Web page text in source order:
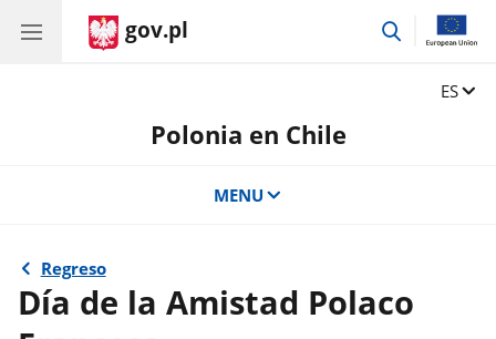
gov.pl
przejdź
Zmień
ES
Polonia en Chile
MENU
Regreso
Día de la Amistad Polaco